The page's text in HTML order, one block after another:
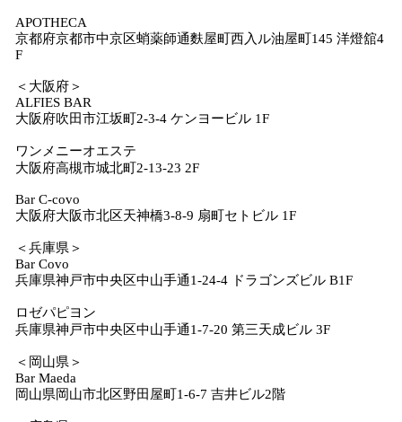
APOTHECA
京都府京都市中京区蛸薬師通麩屋町西入ル油屋町145 洋燈舘4
F
＜大阪府＞
ALFIES BAR
大阪府吹田市江坂町2-3-4 ケンヨービル 1F
ワンメニーオエステ
大阪府高槻市城北町2-13-23 2F
Bar C-covo
大阪府大阪市北区天神橋3-8-9 扇町セトビル 1F
＜兵庫県＞
Bar Covo
兵庫県神戸市中央区中山手通1-24-4 ドラゴンズビル B1F
ロゼパピヨン
兵庫県神戸市中央区中山手通1-7-20 第三天成ビル 3F
＜岡山県＞
Bar Maeda
岡山県岡山市北区野田屋町1-6-7 吉井ビル2階